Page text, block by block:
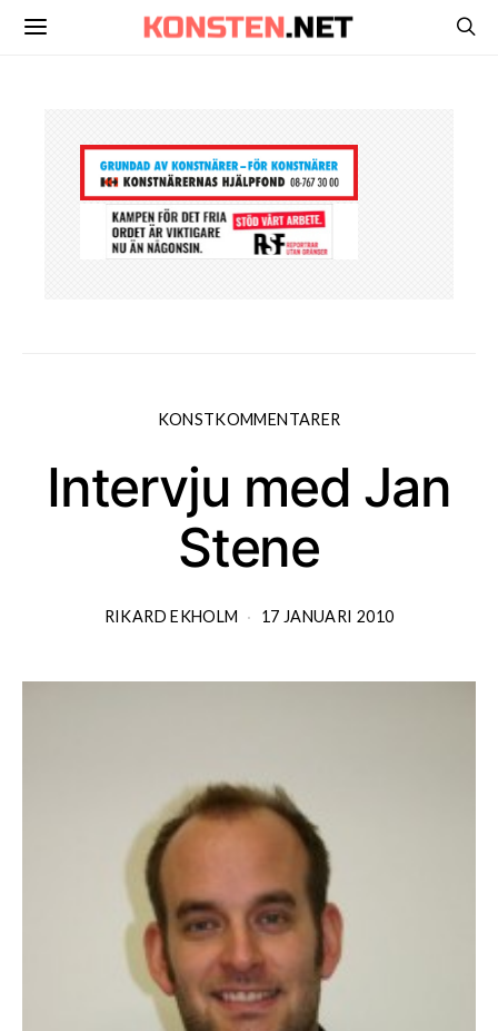
KONSTKOMMENTARER
Intervju med Jan
Stene
RIKARD EKHOLM 17 JANUARI 2010